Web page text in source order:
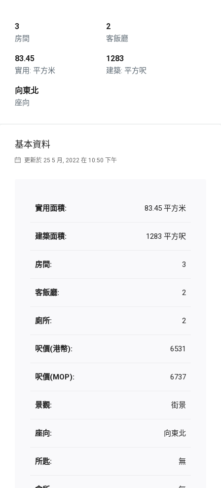
3
房間
2
客飯廳
83.45
平方米
1283
平方呎
向東北
座向
基本資料
更新於 25 5 月, 2022 在 10:50 下午
實用面積: 83.45 平方米
建築面積: 1283 平方呎
房間: 3
客飯廳: 2
廁所: 2
呎價(港幣): 6531
呎價(MOP): 6737
景觀: 街景
座向: 向東北
所匙: 無